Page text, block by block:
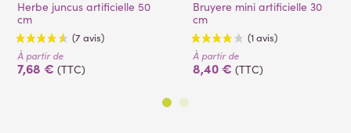
Herbe juncus artificielle 50
cm
À partir de
7,68 € (TTC)
Bruyere mini artificielle 30
cm
À partir de
8,40 € (TTC)